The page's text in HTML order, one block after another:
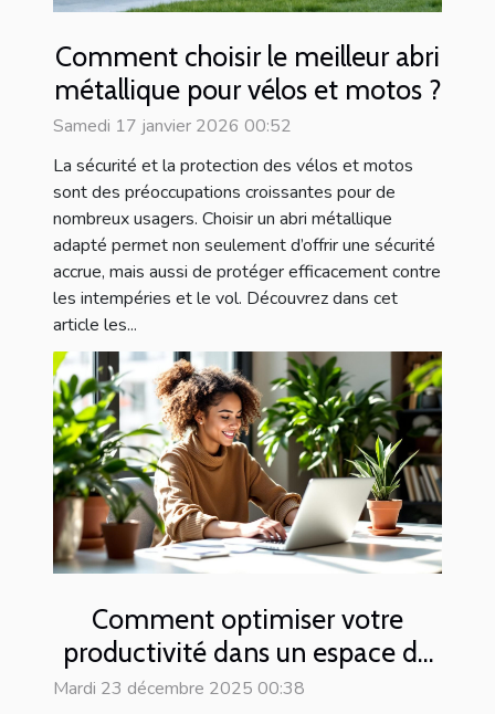
Comment choisir le meilleur abri
métallique pour vélos et motos ?
Samedi 17 janvier 2026 00:52
La sécurité et la protection des vélos et motos
sont des préoccupations croissantes pour de
nombreux usagers. Choisir un abri métallique
adapté permet non seulement d’offrir une sécurité
accrue, mais aussi de protéger efficacement contre
les intempéries et le vol. Découvrez dans cet
article les...
Comment optimiser votre
productivité dans un espace de
coworking moderne ?
Mardi 23 décembre 2025 00:38